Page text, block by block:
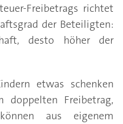
Freibetrags richtet
der Beteiligten:
desto höher der
etwas schenken
Freibetrag,
aus eigenem